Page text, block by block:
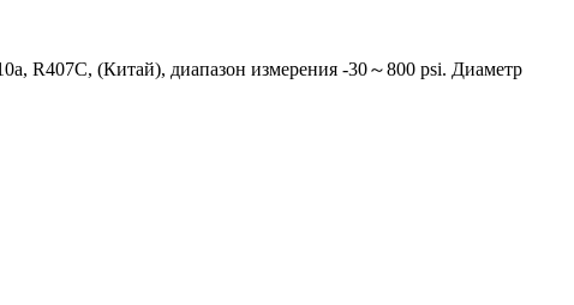
R407C, (Китай), диапазон измерения -30～800 psi. Диаметр